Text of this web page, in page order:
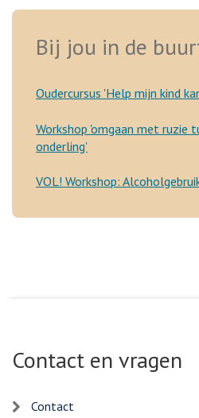
Bij jou in de
Oudercursus 'Help mijn kind
Workshop 'omgaan met ruzie
onderling'
VOL! Workshop:
Contact en vragen
Contact